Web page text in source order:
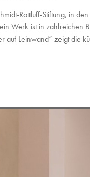
Rottluff-Stiftung, in
Werk ist in zahlreichen
Leinwand“ zeigt die